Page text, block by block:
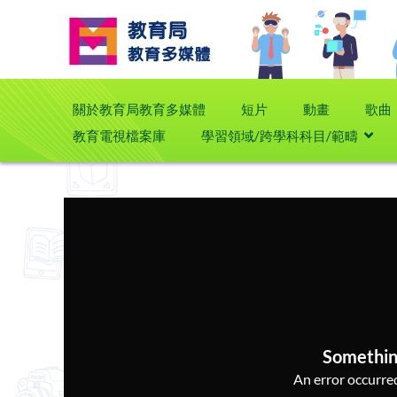
關於教育局教育多媒體 短片 動畫
歌曲
教育電視檔案庫
學習領域/跨學科科目/範疇
An error